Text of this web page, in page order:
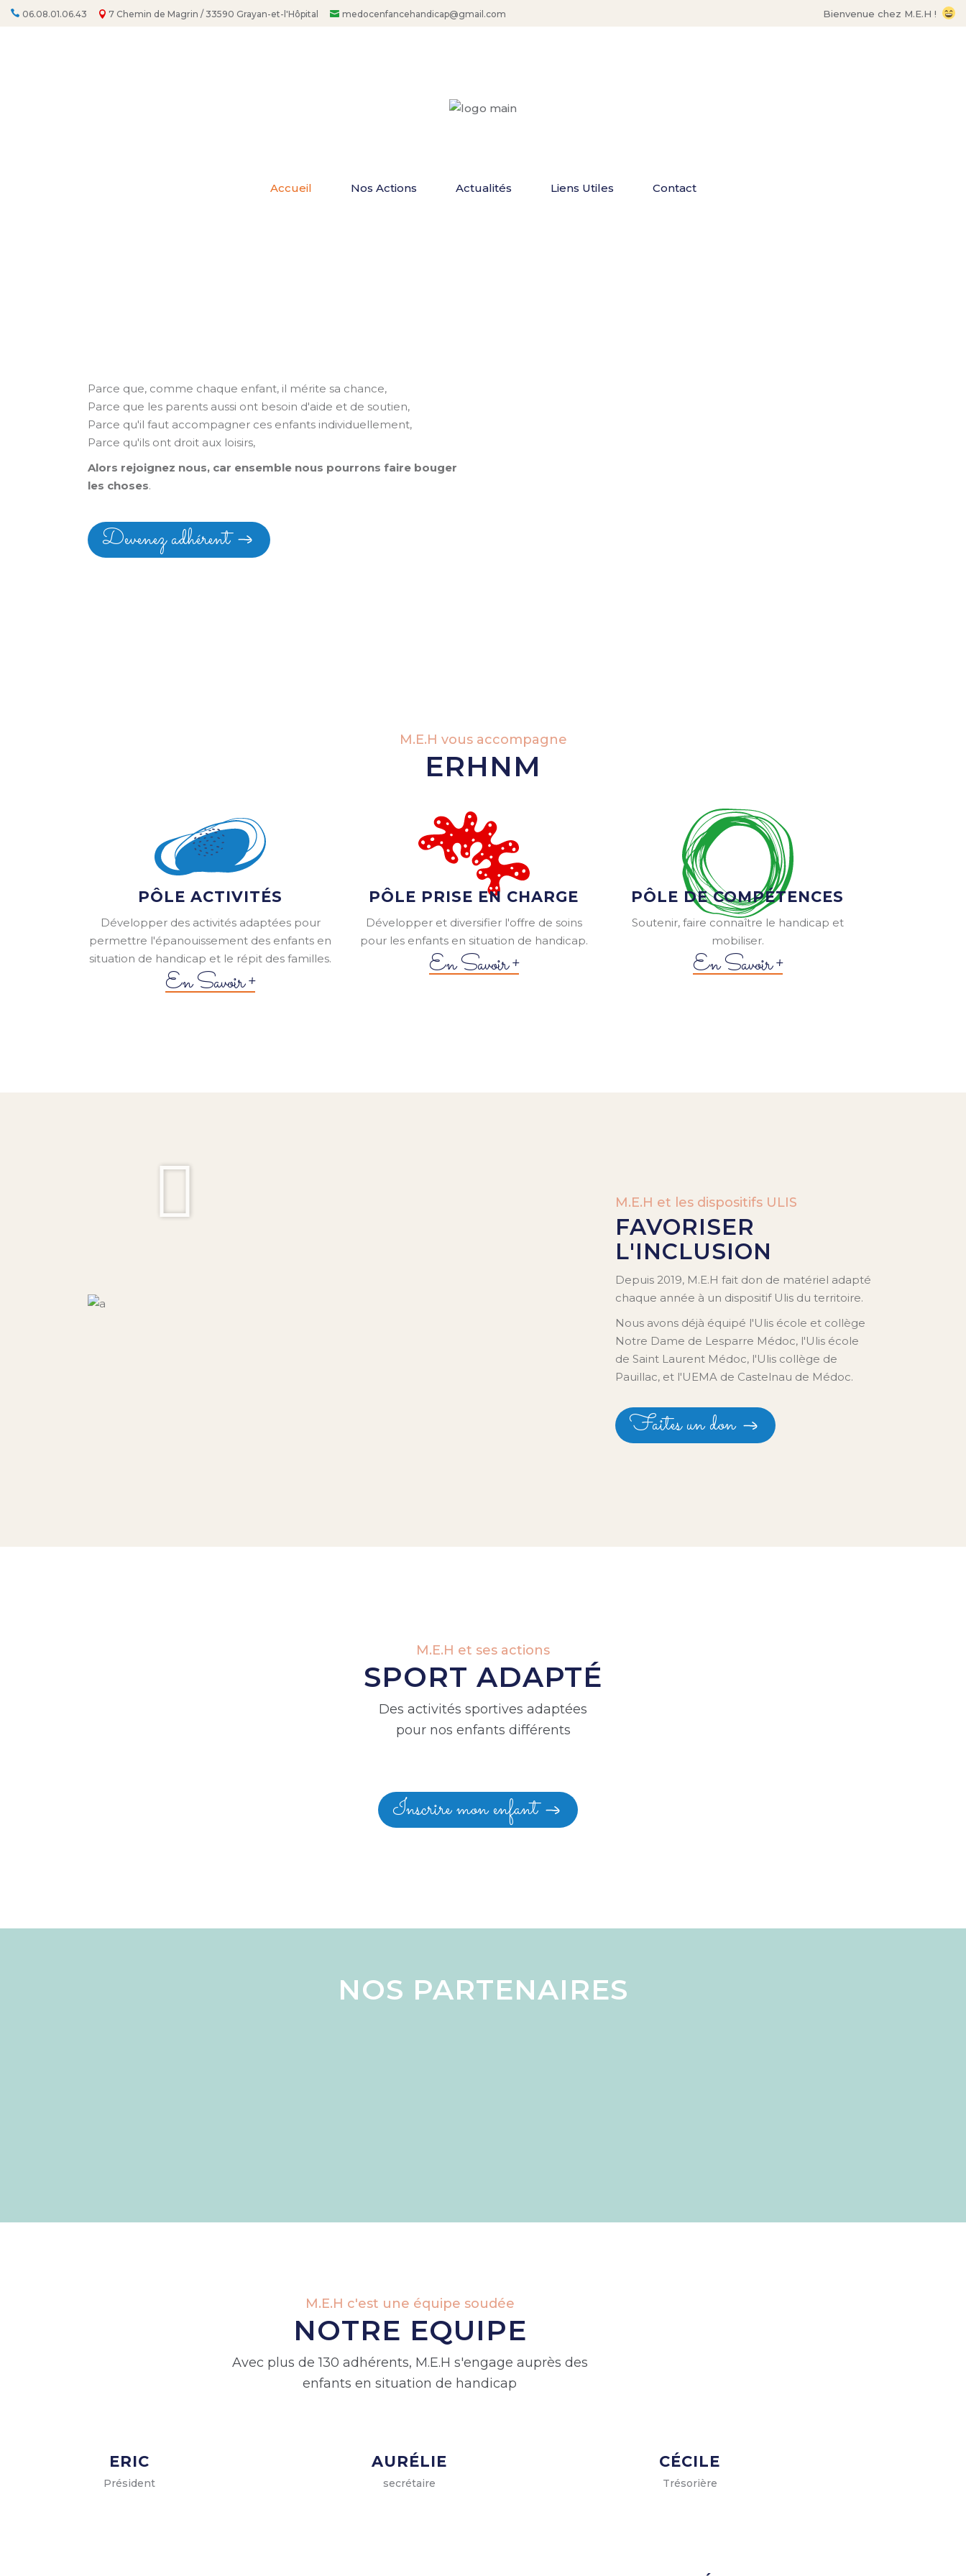
06.08.01.06.43 7 Chemin de Magrin / 33590 Grayan-et-l'Hôpital medocenfancehandicap@gmail.com Bienvenue chez M.E.H !
Accueil Nos Actions Actualités Liens Utiles Contact
Parce que, comme chaque enfant, il mérite sa chance,
Parce que les parents aussi ont besoin d'aide et de soutien,
Parce qu'il faut accompagner ces enfants individuellement,
Parce qu'ils ont droit aux loisirs,
Alors rejoignez nous, car ensemble nous pourrons faire bouger
les choses.
Devenez adhérent
M.E.H vous accompagne
ERHNM
PÔLE ACTIVITÉS
Développer des activités adaptées pour
permettre l'épanouissement des enfants en
situation de handicap et le répit des familles.
En Savoir +
PÔLE PRISE EN CHARGE
Développer et diversifier l'offre de soins
pour les enfants en situation de handicap.
En Savoir +
PÔLE DE COMPÉTENCES
Soutenir, faire connaître le handicap et
mobiliser.
En Savoir +
M.E.H et les dispositifs ULIS
FAVORISER
L'INCLUSION
Depuis 2019, M.E.H fait don de matériel adapté
chaque année à un dispositif Ulis du territoire.
Nous avons déjà équipé l'Ulis école et collège
Notre Dame de Lesparre Médoc, l'Ulis école
de Saint Laurent Médoc, l'Ulis collège de
Pauillac, et l'UEMA de Castelnau de Médoc.
Faites un don
M.E.H et ses actions
SPORT ADAPTÉ
Des activités sportives adaptées
pour nos enfants différents
Inscrire mon enfant
NOS PARTENAIRES
M.E.H c'est une équipe soudée
NOTRE EQUIPE
Avec plus de 130 adhérents, M.E.H s'engage auprès des
enfants en situation de handicap
ERIC
Président
AURÉLIE
secrétaire
CÉCILE
Trésorière